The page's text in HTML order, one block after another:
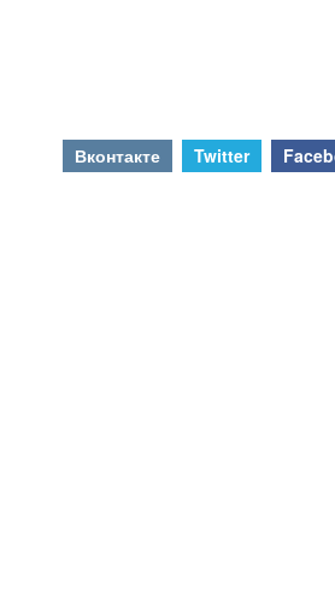
Вконтакте Twitter